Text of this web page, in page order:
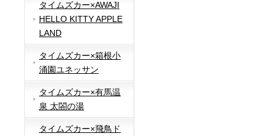
タイムズカー×AWAJI
HELLO KITTY APPLE
LAND
タイムズカー×箱根小
涌園ユネッサン
タイムズカー×有馬温
泉 太閤の湯
タイムズカー×飛鳥ド